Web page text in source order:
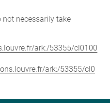
necessarily take
ark:/53355/cl0100
ark:/53355/cl0